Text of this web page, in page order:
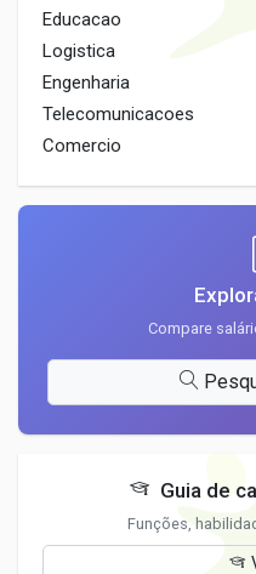
Educacao
Logistica
Engenharia
Telecomunicacoes
Comercio
Compare
Guia de
Funções,